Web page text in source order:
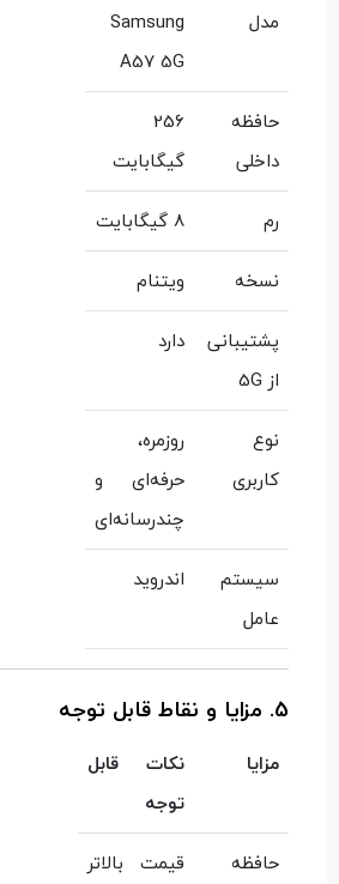
مدل
Samsung
A57 5G
حافظه
داخلی
256
گیگابایت
رم
8 گیگابایت
نسخه
ویتنام
پشتیبانی
از 5G
دارد
نوع
کاربری
روزمره،
حرفه‌ای و
چندرسانه‌ای
سیستم
عامل
اندروید
5. مزایا و نقاط قابل توجه
مزایا
نکات قابل
توجه
حافظه
قیمت بالاتر